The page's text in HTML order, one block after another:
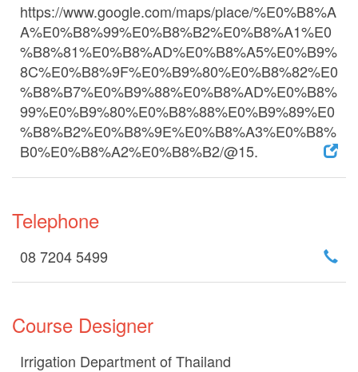
https://www.google.com/maps/place/%E0%B8%A
A%E0%B8%99%E0%B8%B2%E0%B8%A1%E0
%B8%81%E0%B8%AD%E0%B8%A5%E0%B9%
8C%E0%B8%9F%E0%B9%80%E0%B8%82%E0
%B8%B7%E0%B9%88%E0%B8%AD%E0%B8%
99%E0%B9%80%E0%B8%88%E0%B9%89%E0
%B8%B2%E0%B8%9E%E0%B8%A3%E0%B8%
B0%E0%B8%A2%E0%B8%B2/@15.
Telephone
08 7204 5499
Course Designer
Irrigation Department of Thailand